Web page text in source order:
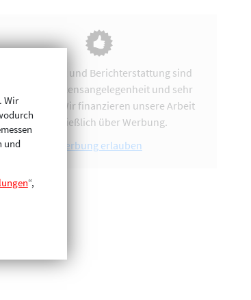
Vereinsarbeit und Berichterstattung sind
uns eine Herzensangelegenheit und sehr
zeitintensiv. Wir finanzieren unsere Arbeit
ausschließlich über Werbung.
Werbung erlauben
Wir
und
“,